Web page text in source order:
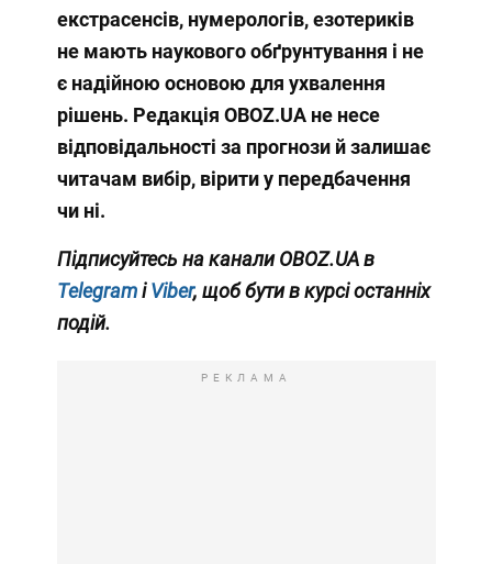
екстрасенсів, нумерологів, езотериків
не мають наукового обґрунтування і не
є надійною основою для ухвалення
рішень. Редакція OBOZ.UA не несе
відповідальності за прогнози й залишає
читачам вибір, вірити у передбачення
чи ні.
Підписуйтесь на канали OBOZ.UA в
TelegramіViber, щоб бути в курсі останніх
подій.
РЕКЛАМА